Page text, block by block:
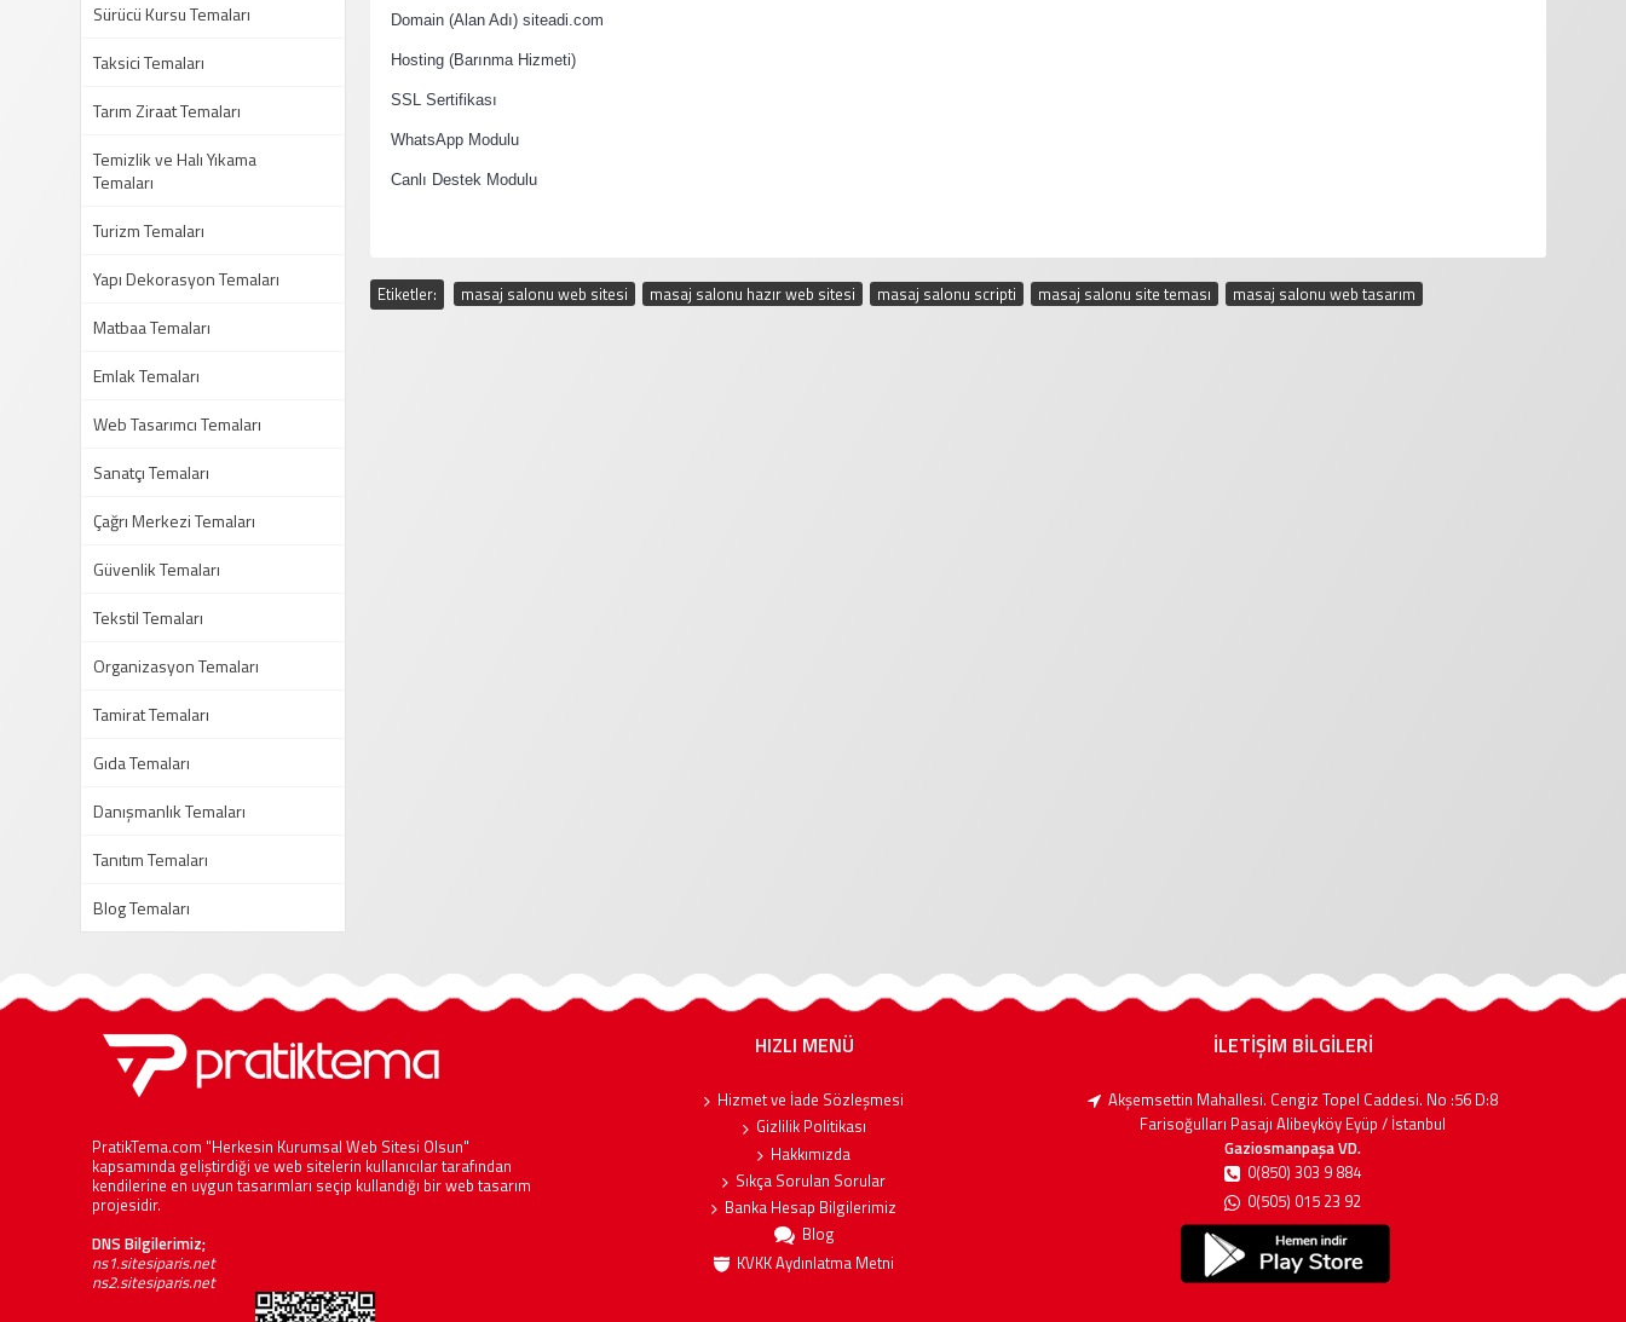
Sürücü Kursu Temaları
Taksici Temaları
Tarım Ziraat Temaları
Temizlik ve Halı Yıkama
Temaları
Turizm Temaları
Yapı Dekorasyon Temaları
Matbaa Temaları
Emlak Temaları
Web Tasarımcı Temaları
Sanatçı Temaları
Çağrı Merkezi Temaları
Güvenlik Temaları
Tekstil Temaları
Organizasyon Temaları
Tamirat Temaları
Gıda Temaları
Danışmanlık Temaları
Tanıtım Temaları
Blog Temaları
Domain (Alan Adı) siteadi.com
Hosting (Barınma Hizmeti)
SSL Sertifikası
WhatsApp Modulu
Canlı Destek Modulu
Etiketler: masaj salonu web sitesi masaj salonu hazır web sitesi masaj salonu scripti masaj salonu site teması masaj salonu web tasarım
PratikTema.com "Herkesin Kurumsal Web Sitesi Olsun"
kapsamında geliştirdiği ve web sitelerin kullanıcılar tarafından
kendilerine en uygun tasarımları seçip kullandığı bir web tasarım
projesidir.
DNS Bilgilerimiz;
ns1.sitesiparis.net
ns2.sitesiparis.net
HIZLI MENÜ
Hizmet ve İade Sözleşmesi
Gizlilik Politikası
Hakkımızda
Sıkça Sorulan Sorular
Banka Hesap Bilgilerimiz
Blog
KVKK Aydınlatma Metni
İLETİŞİM BİLGİLERİ
Akşemsettin Mahallesi. Cengiz Topel Caddesi. No :56 D:8
Farisoğulları Pasajı Alibeyköy Eyüp / İstanbul
Gaziosmanpaşa VD.
0(850) 303 9 884
0(505) 015 23 92